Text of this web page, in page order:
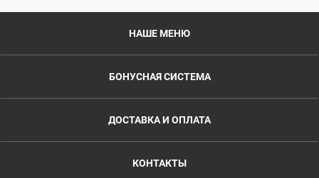
НАШЕ МЕНЮ
БОНУСНАЯ СИСТЕМА
ДОСТАВКА И ОПЛАТА
КОНТАКТЫ